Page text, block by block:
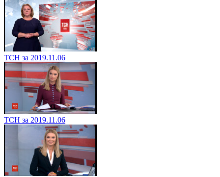
ТСН за 2019.11.06
ТСН за 2019.11.06